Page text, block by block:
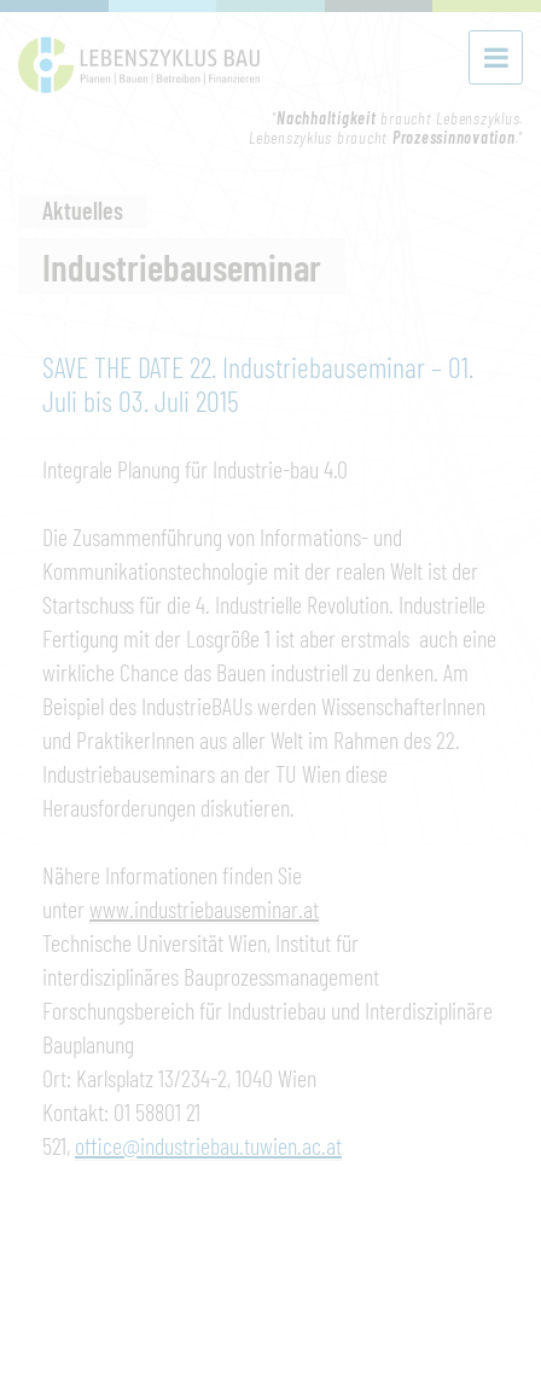
"Nachhaltigkeit braucht Lebenszyklus.
Lebenszyklus braucht Prozessinnovation."
Aktuelles
Industriebauseminar
SAVE THE DATE 22. Industriebauseminar – 01.
Juli bis 03. Juli 2015
Integrale Planung für Industrie-bau 4.0
Die Zusammenführung von Informations- und
Kommunikationstechnologie mit der realen Welt ist der
Startschuss für die 4. Industrielle Revolution. Industrielle
Fertigung mit der Losgröße 1 ist aber erstmals auch eine
wirkliche Chance das Bauen industriell zu denken. Am
Beispiel des IndustrieBAUs werden WissenschafterInnen
und PraktikerInnen aus aller Welt im Rahmen des 22.
Industriebauseminars an der TU Wien diese
Herausforderungen diskutieren.
Nähere Informationen finden Sie
unter www.industriebauseminar.at
Technische Universität Wien, Institut für
interdisziplinäres Bauprozessmanagement
Forschungsbereich für Industriebau und Interdisziplinäre
Bauplanung
Ort: Karlsplatz 13/234-2, 1040 Wien
Kontakt: 01 58801 21
521, office@industriebau.tuwien.ac.at